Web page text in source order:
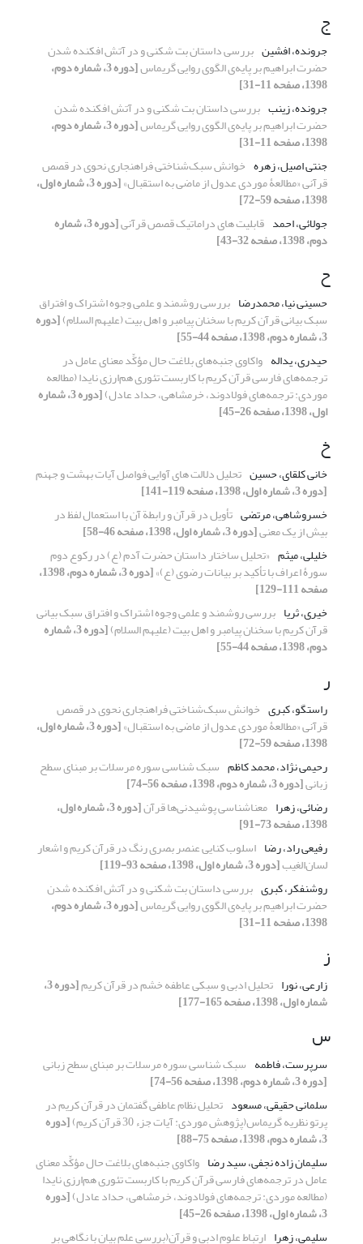
ج
جرونده، افشین بررسی داستان بت شکنی و در آتش افکنده شدن
حضرت ابراهیم بر پایه‌ی الگوی روایی گریماس [دوره 3، شماره دوم،
1398، صفحه 11-31]
جرونده، زینب بررسی داستان بت شکنی و در آتش افکنده شدن
حضرت ابراهیم بر پایه‌ی الگوی روایی گریماس [دوره 3، شماره دوم،
1398، صفحه 11-31]
جنتی اصیل، زهره خوانش سبک‌شناختی فراهنجاری نحوی در قصص
قرآنی «مطالعۀ موردی عدول از ماضی به استقبال» [دوره 3، شماره اول،
1398، صفحه 59-72]
جولائی، احمد قابلیت های دراماتیک قصص قرآنی [دوره 3، شماره
دوم، 1398، صفحه 32-43]
ح
حسینی نیا، محمدرضا بررسی روشمند و علمی وجوه اشتراک و افتراق
سبک بیانی قرآن کریم با سخنان پیامبر و اهل بیت (علیهم السلام)[دوره
3، شماره دوم، 1398، صفحه 44-55]
حیدری، یداله واکاوی جنبه‌های بلاغت حال مؤکِّد معنای عامل در
ترجمه‌های فارسی قرآن کریم با کاربست تئوری هم‌ارزی نایدا (مطالعه
موردی: ترجمه‌های فولادوند، خرمشاهی، حداد عادل) [دوره 3، شماره
اول، 1398، صفحه 26-45]
خ
خانی کلقای، حسین تحلیل دلالت های آوایی فواصل آیات بهشت و جهنم
[دوره 3، شماره اول، 1398، صفحه 119-141]
خسروشاهی، مرتضی تأویل در قرآن و رابطة آن با استعمال لفظ در
بیش از یک معنی[دوره 3، شماره اول، 1398، صفحه 46-58]
خلیلی، میثم «تحلیل ساختار داستان حضرت آدم (ع) در رکوع دوم
سورۀ اعراف با تأکید بر بیانات رضوی (ع)» [دوره 3، شماره دوم، 1398،
صفحه 111-129]
خیری، ثریا بررسی روشمند و علمی وجوه اشتراک و افتراق سبک بیانی
قرآن کریم با سخنان پیامبر و اهل بیت (علیهم السلام) [دوره 3، شماره
دوم، 1398، صفحه 44-55]
ر
راستگو، کبری خوانش سبک‌شناختی فراهنجاری نحوی در قصص
قرآنی «مطالعۀ موردی عدول از ماضی به استقبال» [دوره 3، شماره اول،
1398، صفحه 59-72]
رحیمی نژاد، محمد کاظم سبک شناسی سوره مرسلات بر مبنای سطح
زبانی[دوره 3، شماره دوم، 1398، صفحه 56-74]
رضائی، زهرا معناشناسی پوشیدنی‌ها قرآن [دوره 3، شماره اول،
1398، صفحه 73-91]
رفیعی راد، رضا اسلوب کنایی عنصر بصری رنگ‌ در قرآن کریم و اشعار
لسان‌الغیب[دوره 3، شماره اول، 1398، صفحه 93-119]
روشنفکر، کبری بررسی داستان بت شکنی و در آتش افکنده شدن
حضرت ابراهیم بر پایه‌ی الگوی روایی گریماس [دوره 3، شماره دوم،
1398، صفحه 11-31]
ز
زارعی، نورا تحلیل ادبی و سبکی عاطفه خشم در قرآن کریم [دوره 3،
شماره اول، 1398، صفحه 165-177]
س
سرپرست، فاطمه سبک شناسی سوره مرسلات بر مبنای سطح زبانی
[دوره 3، شماره دوم، 1398، صفحه 56-74]
سلمانی حقیقی، مسعود تحلیل نظام عاطفی گفتمان در قرآن کریم در
پرتو نظریه گریماس(پژوهش موردی: آیات جزء 30 قرآن کریم) [دوره
3، شماره دوم، 1398، صفحه 75-88]
سلیمان زاده نجفی، سید رضا واکاوی جنبه‌های بلاغت حال مؤکِّد معنای
عامل در ترجمه‌های فارسی قرآن کریم با کاربست تئوری هم‌ارزی نایدا
(مطالعه موردی: ترجمه‌های فولادوند، خرمشاهی، حداد عادل)[دوره
3، شماره اول، 1398، صفحه 26-45]
سلیمی، زهرا ارتباط علوم ادبی و قرآن(بررسی علم بیان با نگاهی بر